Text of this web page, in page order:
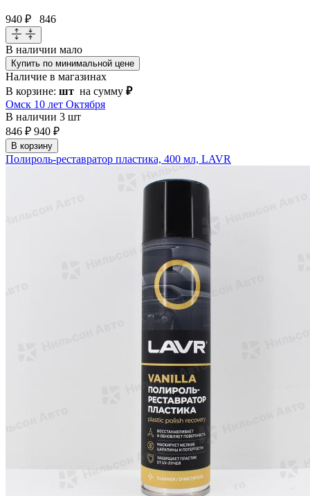
940 ₽ 846
В наличии мало
Купить по минимальной цене
Наличие в магазинах
В корзине: шт на сумму ₽
Омск 10 лет Октября
В наличии 3 шт
846 ₽ 940 ₽
В корзину
Полироль-реставратор пластика, 400 мл, LAVR